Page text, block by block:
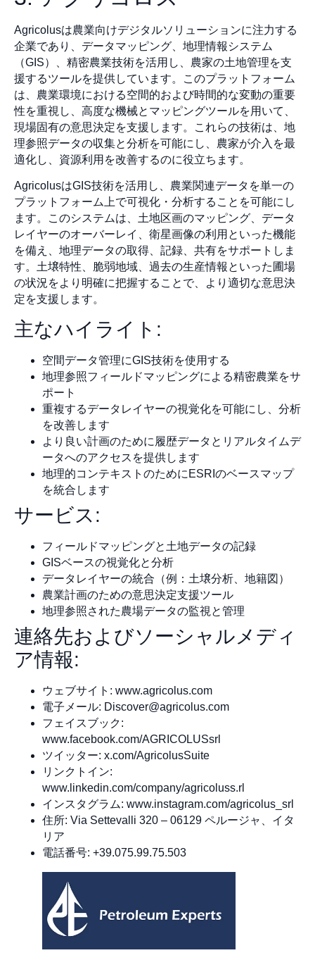
Agricolusは農業向けデジタルソリューションに注力する
企業であり、データマッピング、地理情報システム
（GIS）、精密農業技術を活用し、農家の土地管理を支
援するツールを提供しています。このプラットフォーム
は、農業環境における空間的および時間的な変動の重要
性を重視し、高度な機械とマッピングツールを用いて、
現場固有の意思決定を支援します。これらの技術は、地
理参照データの収集と分析を可能にし、農家が介入を最
適化し、資源利用を改善するのに役立ちます。
AgricolusはGIS技術を活用し、農業関連データを単一の
プラットフォーム上で可視化・分析することを可能にし
ます。このシステムは、土地区画のマッピング、データ
レイヤーのオーバーレイ、衛星画像の利用といった機能
を備え、地理データの取得、記録、共有をサポートしま
す。土壌特性、脆弱地域、過去の生産情報といった圃場
の状況をより明確に把握することで、より適切な意思決
定を支援します。
主なハイライト:
空間データ管理にGIS技術を使用する
地理参照フィールドマッピングによる精密農業をサ
ポート
重複するデータレイヤーの視覚化を可能にし、分析
を改善します
より良い計画のために履歴データとリアルタイムデ
ータへのアクセスを提供します
地理的コンテキストのためにESRIのベースマップ
を統合します
サービス:
フィールドマッピングと土地データの記録
GISベースの視覚化と分析
データレイヤーの統合（例：土壌分析、地籍図）
農業計画のための意思決定支援ツール
地理参照された農場データの監視と管理
連絡先およびソーシャルメディ
ア情報:
ウェブサイト: www.agricolus.com
電子メール: Discover@agricolus.com
フェイスブック:
www.facebook.com/AGRICOLUSsrl
ツイッター: x.com/AgricolusSuite
リンクトイン:
www.linkedin.com/company/agricoluss.rl
インスタグラム: www.instagram.com/agricolus_srl
住所: Via Settevalli 320 – 06129 ペルージャ、イタ
リア
電話番号: +39.075.99.75.503